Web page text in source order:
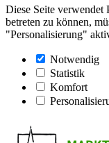
Diese Seite verwendet
betreten zu können,
"Personalisierung"
Notwendig
Statistik
Komfort